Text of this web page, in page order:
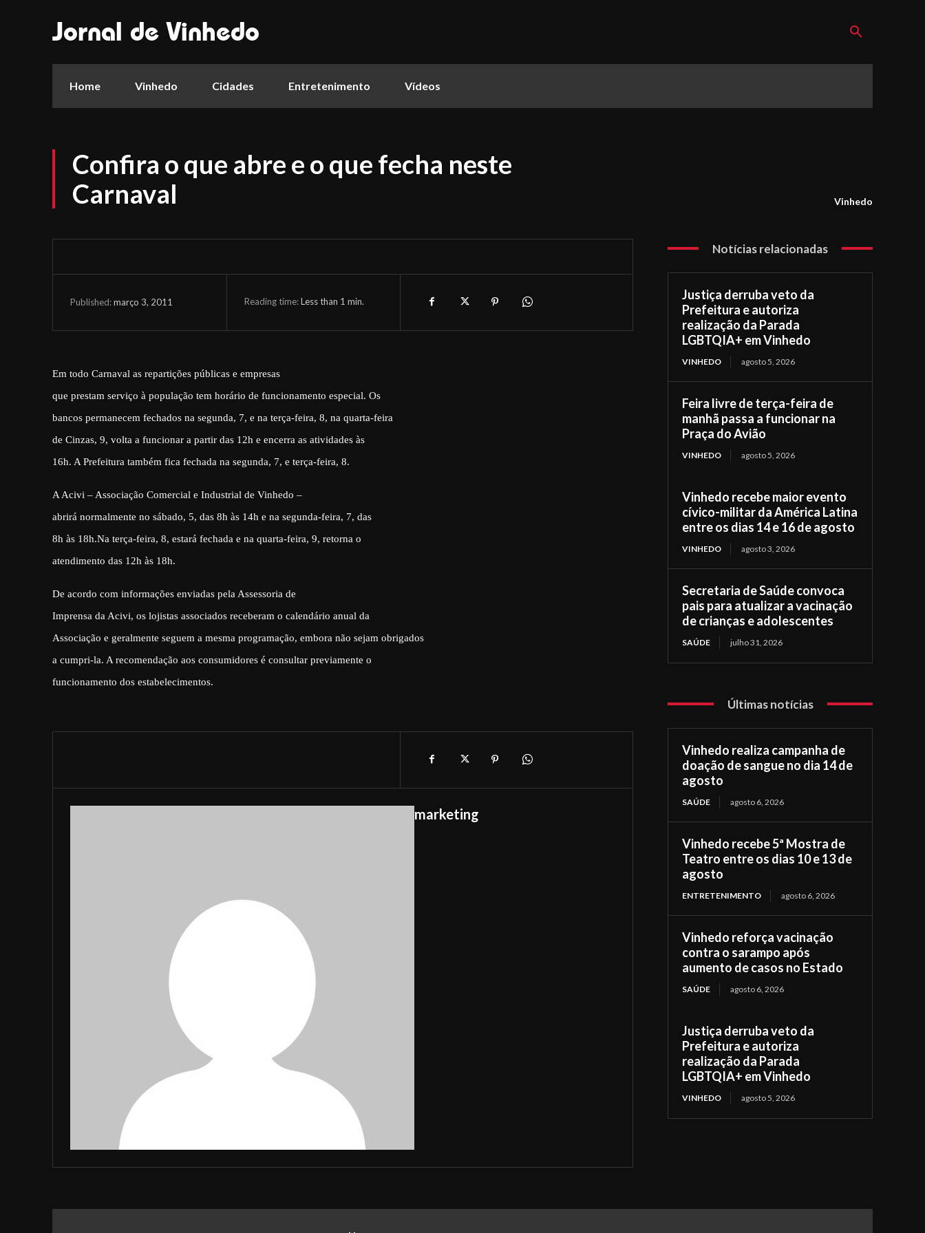
Jornal de Vinhedo
Home Vinhedo Cidades Entretenimento Vídeos
Confira o que abre e o que fecha neste
Carnaval
Vinhedo
Published:março 3, 2011 Reading time:Less than 1 min.
Em todo Carnaval as repartições públicas e empresas
que prestam serviço à população tem horário de funcionamento especial. Os
bancos permanecem fechados na segunda, 7, e na terça-feira, 8, na quarta-feira
de Cinzas, 9, volta a funcionar a partir das 12h e encerra as atividades às
16h. A Prefeitura também fica fechada na segunda, 7, e terça-feira, 8.
A Acivi – Associação Comercial e Industrial de Vinhedo –
abrirá normalmente no sábado, 5, das 8h às 14h e na segunda-feira, 7, das
8h às 18h.Na terça-feira, 8, estará fechada e na quarta-feira, 9, retorna o
atendimento das 12h às 18h.
De acordo com informações enviadas pela Assessoria de
Imprensa da Acivi, os lojistas associados receberam o calendário anual da
Associação e geralmente seguem a mesma programação, embora não sejam obrigados
a cumpri-la. A recomendação aos consumidores é consultar previamente o
funcionamento dos estabelecimentos.
marketing
Notícias relacionadas
Justiça derruba veto da
Prefeitura e autoriza
realização da Parada
LGBTQIA+ em Vinhedo
VINHEDO agosto 5, 2026
Feira livre de terça-feira de
manhã passa a funcionar na
Praça do Avião
VINHEDO agosto 5, 2026
Vinhedo recebe maior evento
cívico-militar da América Latina
entre os dias 14 e 16 de agosto
VINHEDO agosto 3, 2026
Secretaria de Saúde convoca
pais para atualizar a vacinação
de crianças e adolescentes
SAÚDE julho 31, 2026
Últimas notícias
Vinhedo realiza campanha de
doação de sangue no dia 14 de
agosto
SAÚDE agosto 6, 2026
Vinhedo recebe 5ª Mostra de
Teatro entre os dias 10 e 13 de
agosto
ENTRETENIMENTO agosto 6, 2026
Vinhedo reforça vacinação
contra o sarampo após
aumento de casos no Estado
SAÚDE agosto 6, 2026
Justiça derruba veto da
Prefeitura e autoriza
realização da Parada
LGBTQIA+ em Vinhedo
VINHEDO agosto 5, 2026